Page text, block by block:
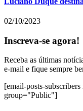
02/10/2023
Inscreva-se agora!
Receba as últimas
e-mail e fique sempre
[email-posts-
group="Public"]